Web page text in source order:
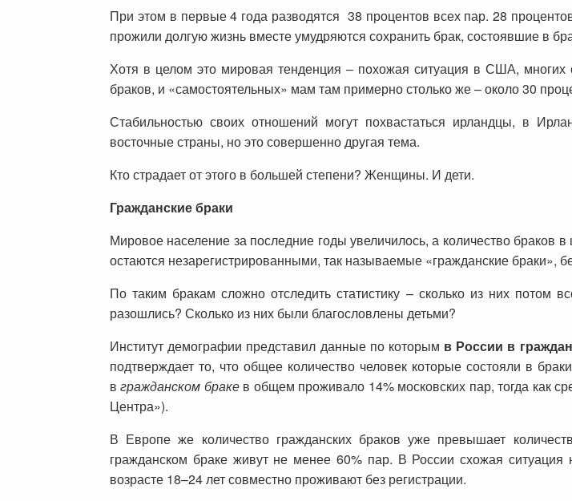
При этом в первые 4 года разводятся 38 процентов всех пар. 28
прожили долгую жизнь вместе умудряются сохранить брак, состоявшие в
Хотя в целом это мировая тенденция – похожая ситуация в США, многих
браков, и «самостоятельных» мам там примерно столько же – около 30
Стабильностью своих отношений могут похвастаться ирландцы, в
восточные страны, но это совершенно другая тема.
Кто страдает от этого в большей степени? Женщины. И дети.
Гражданские браки
Мировое население за последние годы увеличилось, а количество браков
остаются незарегистрированными, так называемые «гражданские браки»,
По таким бракам сложно отследить статистику – сколько из них
разошлись? Сколько из них были благословлены детьми?
Институт демографии представил данные по которым в России в
подтверждает то, что общее количество человек которые состояли в
вгражданском бракев общем проживало 14% московских пар, тогда как
Центра»).
В Европе же количество гражданских браков уже превышает
гражданском браке живут не менее 60% пар. В России схожая
возрасте 18–24 лет совместно проживают без регистрации.